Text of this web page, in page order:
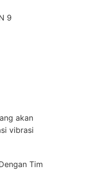
9
akan
vibrasi
Tim